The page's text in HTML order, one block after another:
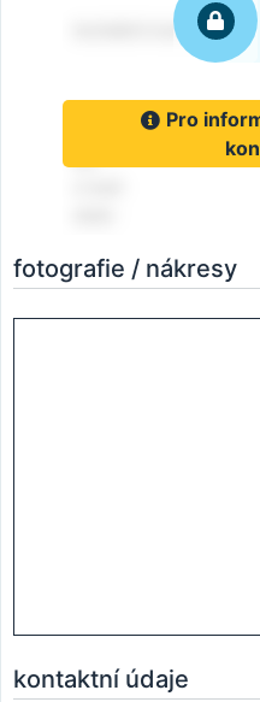
Pro
fotografie / nákresy
kontaktní údaje